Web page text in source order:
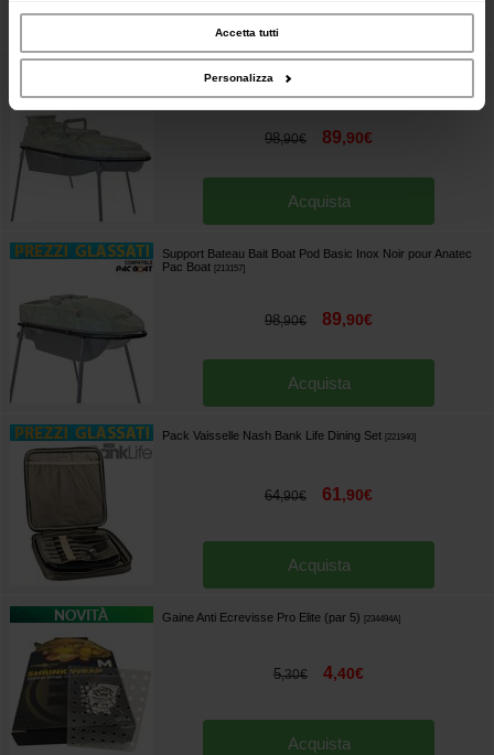
occupano di analisi dei dati web, pubblicità e social media, i quali potrebbero
combinarle con altre informazioni che hai fornito loro o che hanno raccolto dal
Accetta tutti
Personalizza
Acquista
Support Bateau Bait Boat Pod Basic Inox Noir pour Anatec
Monocoque S
98,90€ 89,90€
Acquista
Support Bateau Bait Boat Pod Basic Inox Noir pour Anatec
Pac Boat
213157]
98,90€ 89,90€
Acquista
Pack Vaisselle Nash Bank Life Dining Set 221940]
64,90€ 61,90€
Acquista
Gaine Anti Ecrevisse Pro Elite (par 5) 234494A]
5,30€ 4,40€
Acquista